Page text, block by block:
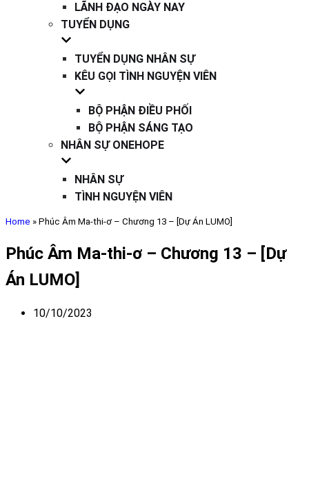
LÃNH ĐẠO NGÀY NAY
TUYỂN DỤNG
TUYỂN DỤNG NHÂN SỰ
KÊU GỌI TÌNH NGUYỆN VIÊN
BỘ PHẬN ĐIỀU PHỐI
BỘ PHẬN SÁNG TẠO
NHÂN SỰ ONEHOPE
NHÂN SỰ
TÌNH NGUYỆN VIÊN
Home » Phúc Âm Ma-thi-ơ – Chương 13 – [Dự Án LUMO]
Phúc Âm Ma-thi-ơ – Chương 13 – [Dự
Án LUMO]
10/10/2023